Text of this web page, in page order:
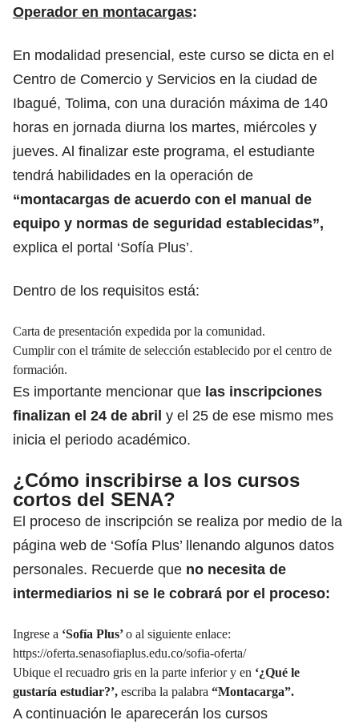
Operador en montacargas:
En modalidad presencial, este curso se dicta en el
Centro de Comercio y Servicios en la ciudad de
Ibagué, Tolima, con una duración máxima de 140
horas en jornada diurna los martes, miércoles y
jueves. Al finalizar este programa, el estudiante
tendrá habilidades en la operación de
“montacargas de acuerdo con el manual de
equipo y normas de seguridad establecidas”,
explica el portal ‘Sofía Plus’.
Dentro de los requisitos está:
Carta de presentación expedida por la comunidad.
Cumplir con el trámite de selección establecido por el centro de
formación.
Es importante mencionar que las inscripciones
finalizan el 24 de abril y el 25 de ese mismo mes
inicia el periodo académico.
¿Cómo inscribirse a los cursos
cortos del SENA?
El proceso de inscripción se realiza por medio de la
página web de ‘Sofía Plus’ llenando algunos datos
personales. Recuerde que no necesita de
intermediarios ni se le cobrará por el proceso:
Ingrese a ‘Sofía Plus’o al siguiente enlace:
https://oferta.senasofiaplus.edu.co/sofia-oferta/
Ubique el recuadro gris en la parte inferior y en ‘¿Qué le
gustaría estudiar?’, escriba la palabra “Montacarga”.
A continuación le aparecerán los cursos